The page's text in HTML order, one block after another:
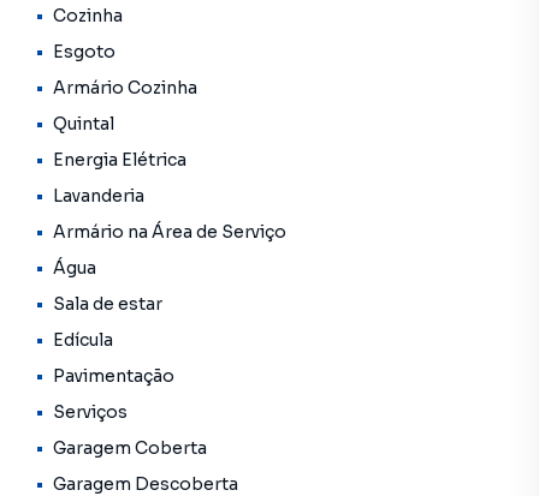
tranquila, com comodidades e entretenimento à
disposição.Ligue já e agende uma visita com um de nossos
corretores! CRECI 25359J **OBS: Os imóveis constantes
valores, bem como a disponibilidade. Reservamos o
direito de qualquer erro de digitação.
Cozinha
Esgoto
Armário Cozinha
Quintal
Energia Elétrica
Lavanderia
Armário na Área de Serviço
Água
Sala de estar
Edícula
Pavimentação
Serviços
Garagem Coberta
Garagem Descoberta